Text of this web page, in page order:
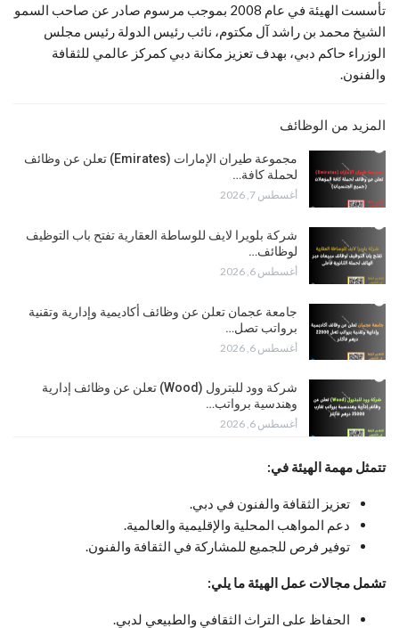
تأسست الهيئة في عام 2008 بموجب مرسوم صادر عن صاحب السمو
الشيخ محمد بن راشد آل مكتوم، نائب رئيس الدولة رئيس مجلس
الوزراء حاكم دبي، بهدف تعزيز مكانة دبي كمركز عالمي للثقافة
والفنون.
المزيد من الوظائف
مجموعة طيران الإمارات (Emirates) تعلن عن وظائف
لحملة كافة…
أغسطس 7, 2026
شركة بلويرا لايف للوساطة العقارية تفتح باب التوظيف
لوظائف…
أغسطس 6, 2026
جامعة عجمان تعلن عن وظائف أكاديمية وإدارية وتقنية
برواتب تصل…
أغسطس 6, 2026
شركة وود للبترول (Wood) تعلن عن وظائف إدارية
وهندسية برواتب…
أغسطس 6, 2026
تتمثل مهمة الهيئة في:
تعزيز الثقافة والفنون في دبي.
دعم المواهب المحلية والإقليمية والعالمية.
توفير فرص للجميع للمشاركة في الثقافة والفنون.
تشمل مجالات عمل الهيئة ما يلي:
الحفاظ على التراث الثقافي والطبيعي لدبي.